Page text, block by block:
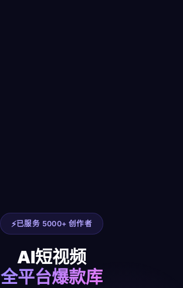
已服务 5000+ 创作者
AI短视频
全平台爆款库